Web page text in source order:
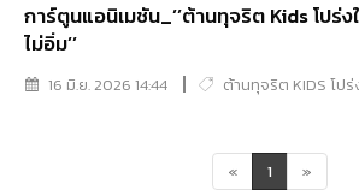
การ์ตูนแอนิเมชัน_’’ต้านทุจริต Kids โปร่
ไม่อิ่ม’’
16 มิ.ย. 2026 14:44 ต้านทุจริต KIDS โปร่
« 1 »